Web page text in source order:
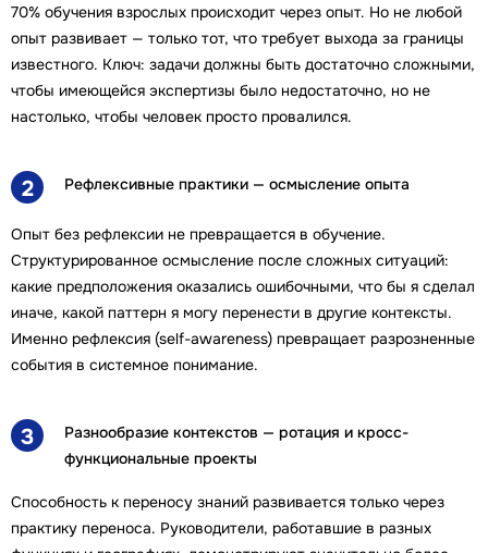
70% обучения взрослых происходит через опыт. Но не любой
опыт развивает — только тот, что требует выхода за границы
известного. Ключ: задачи должны быть достаточно сложными,
чтобы имеющейся экспертизы было недостаточно, но не
настолько, чтобы человек просто провалился.
2 Рефлексивные практики — осмысление опыта
Опыт без рефлексии не превращается в обучение.
Структурированное осмысление после сложных ситуаций:
какие предположения оказались ошибочными, что бы я сделал
иначе, какой паттерн я могу перенести в другие контексты.
Именно рефлексия (self-awareness) превращает разрозненные
события в системное понимание.
3
Разнообразие контекстов — ротация и кросс-
функциональные проекты
Способность к переносу знаний развивается только через
практику переноса. Руководители, работавшие в разных